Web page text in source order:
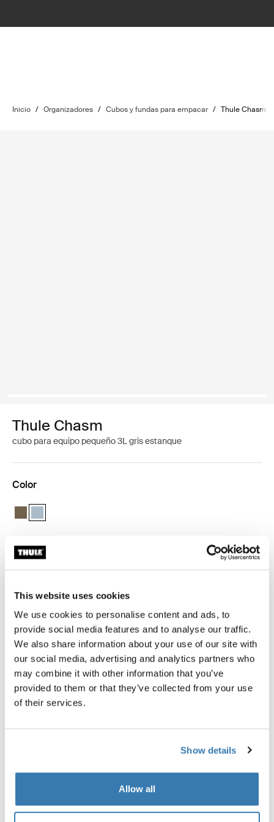
This website uses cookies
We use cookies to personalise content and ads, to
provide social media features and to analyse our traffic.
We also share information about your use of our site with
our social media, advertising and analytics partners who
may combine it with other information that you’ve
provided to them or that they’ve collected from your use
of their services.
Show details
Allow all
Inicio / Organizadores / Cubos y fundas para empacar / Thule Chasm
Thule Chasm
cubo para equipo pequeño 3L gris estanque
Color
Thule Chasm small gear cube Caqui oscuro
Thule Chasm small gear cube Gris estanque (selected)
Garantía Thule
Buscar un distribuidor
Thule Chasm gear cube es una bolsa duradera y
versátil, perfecta para mantener pequeños objetos
contenidos. Úsala por sí sola o combínala con otros
gear cubes para una organización óptima.
Todas las características